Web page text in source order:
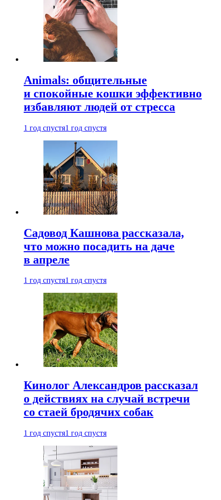
Animals: общительные
и спокойные кошки эффективно
избавляют людей от стресса
1 год спустя1 год спустя
Садовод Кашнова рассказала,
что можно посадить на даче
в апреле
1 год спустя1 год спустя
Кинолог Александров рассказал
о действиях на случай встречи
со стаей бродячих собак
1 год спустя1 год спустя